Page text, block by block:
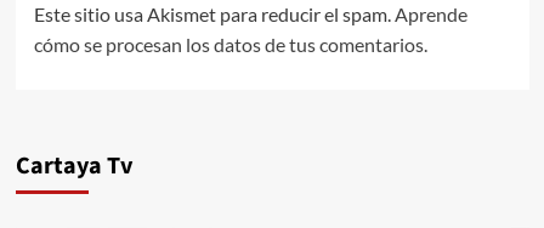
Este sitio usa Akismet para reducir el spam. Aprende
cómo se procesan los datos de tus comentarios.
Cartaya Tv